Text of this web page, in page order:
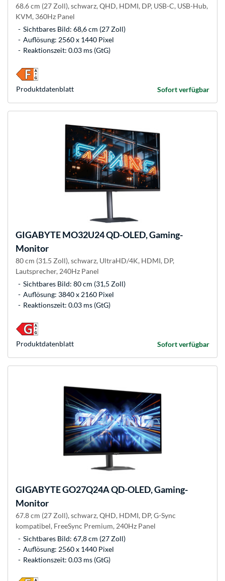
68.6 cm (27 Zoll), schwarz, QHD, HDMI, DP, USB-C, USB-Hub,
KVM, 360Hz Panel
Sichtbares Bild: 68,6 cm (27 Zoll)
Auflösung: 2560 x 1440 Pixel
Reaktionszeit: 0.03 ms (GtG)
Sofort verfügbar
Produkt­datenblatt
GIGABYTEMO32U24 QD-OLED, Gaming-
Monitor
80 cm (31.5 Zoll), schwarz, UltraHD/4K, HDMI, DP,
Lautsprecher, 240Hz Panel
Sichtbares Bild: 80 cm (31,5 Zoll)
Auflösung: 3840 x 2160 Pixel
Reaktionszeit: 0.03 ms (GtG)
Sofort verfügbar
Produkt­datenblatt
GIGABYTEGO27Q24A QD-OLED, Gaming-
Monitor
67.8 cm (27 Zoll), schwarz, QHD, HDMI, DP, G-Sync
kompatibel, FreeSync Premium, 240Hz Panel
Sichtbares Bild: 67,8 cm (27 Zoll)
Auflösung: 2560 x 1440 Pixel
Reaktionszeit: 0.03 ms (GtG)